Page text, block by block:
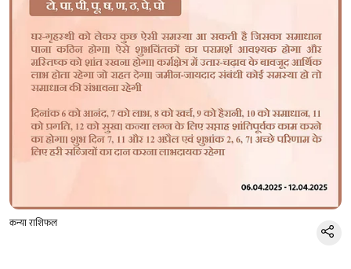
कन्या राशिफल